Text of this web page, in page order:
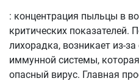
: концентрация пыльцы в
критических показателей.
лихорадка, возникает из-
иммунной системы,
опасный вирус. Главная